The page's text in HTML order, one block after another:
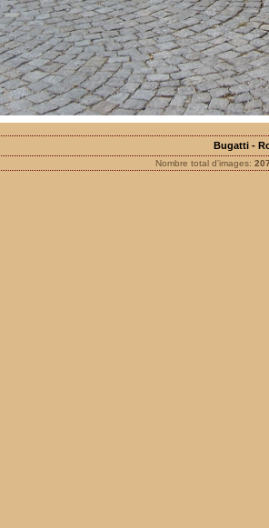
Bugatti -
Nombre total d'images: